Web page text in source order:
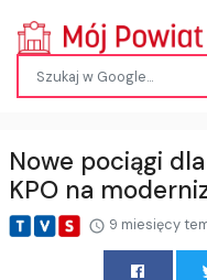
Nowe pociągi
KPO na
9 miesięcy